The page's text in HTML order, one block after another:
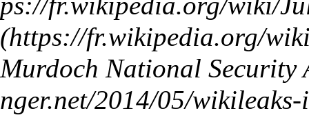
Murdoch National Security